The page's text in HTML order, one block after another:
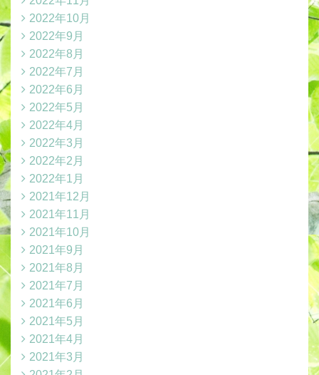
2022年10月
2022年9月
2022年8月
2022年7月
2022年6月
2022年5月
2022年4月
2022年3月
2022年2月
2022年1月
2021年12月
2021年11月
2021年10月
2021年9月
2021年8月
2021年7月
2021年6月
2021年5月
2021年4月
2021年3月